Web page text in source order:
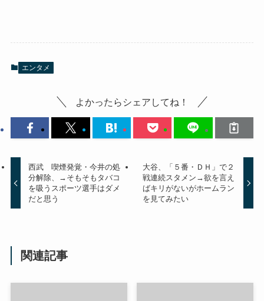
エンタメ
よかったらシェアしてね！
西武 喫煙発覚・今井の処
分解除、→そもそもタバコ
を吸うスポーツ選手はダメ
だと思う
大谷、「５番・ＤＨ」で２
戦連続スタメン→欲を言え
ばキリがないがホームラン
を見てみたい
関連記事